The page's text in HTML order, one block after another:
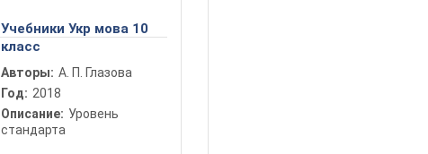
Учебники Укр мова 10
класс
Авторы: А. П. Глазова
Год: 2018
Описание: Уровень
стандарта